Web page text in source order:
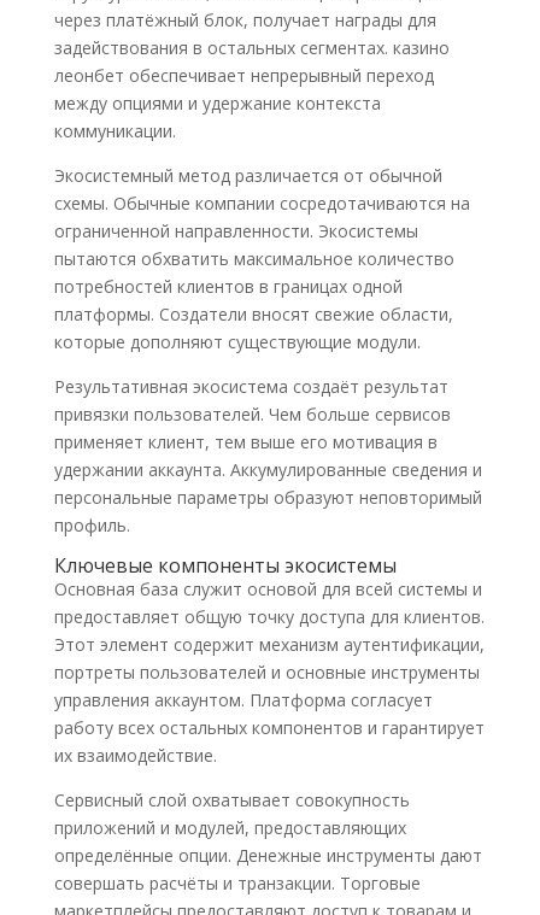
через платёжный блок, получает награды для
задействования в остальных сегментах. казино
леонбет обеспечивает непрерывный переход
между опциями и удержание контекста
коммуникации.
Экосистемный метод различается от обычной
схемы. Обычные компании сосредотачиваются на
ограниченной направленности. Экосистемы
пытаются обхватить максимальное количество
потребностей клиентов в границах одной
платформы. Создатели вносят свежие области,
которые дополняют существующие модули.
Результативная экосистема создаёт результат
привязки пользователей. Чем больше сервисов
применяет клиент, тем выше его мотивация в
удержании аккаунта. Аккумулированные сведения и
персональные параметры образуют неповторимый
профиль.
Ключевые компоненты экосистемы
Основная база служит основой для всей системы и
предоставляет общую точку доступа для клиентов.
Этот элемент содержит механизм аутентификации,
портреты пользователей и основные инструменты
управления аккаунтом. Платформа согласует
работу всех остальных компонентов и гарантирует
их взаимодействие.
Сервисный слой охватывает совокупность
приложений и модулей, предоставляющих
определённые опции. Денежные инструменты дают
совершать расчёты и транзакции. Торговые